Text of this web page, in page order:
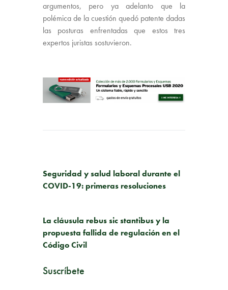
argumentos, pero ya adelanto que la
polémica de la cuestión quedó patente dadas
las posturas enfrentadas que estos tres
expertos juristas sostuvieron.
Seguridad y salud laboral durante el
COVID-19: primeras resoluciones
La cláusula rebus sic stantibus y la
propuesta fallida de regulación en el
Código Civil
Suscríbete